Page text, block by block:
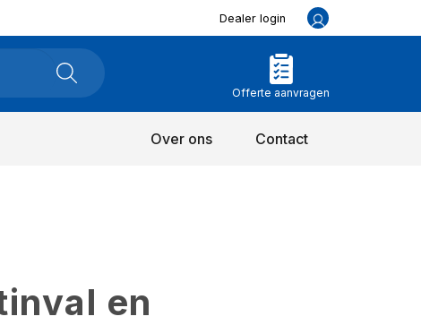
Dealer login
Offerte aanvragen
Over ons Contact
en